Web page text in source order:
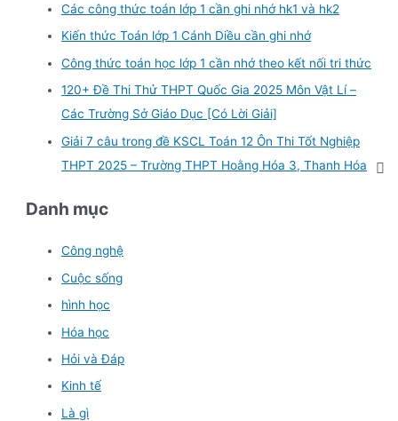
Các công thức toán lớp 1 cần ghi nhớ hk1 và hk2
Kiến thức Toán lớp 1 Cánh Diều cần ghi nhớ
Công thức toán học lớp 1 cần nhớ theo kết nối tri thức
120+ Đề Thi Thử THPT Quốc Gia 2025 Môn Vật Lí –
Các Trường Sở Giáo Dục [Có Lời Giải]
Giải 7 câu trong đề KSCL Toán 12 Ôn Thi Tốt Nghiệp
THPT 2025 – Trường THPT Hoằng Hóa 3, Thanh Hóa
Danh mục
Công nghệ
Cuộc sống
hình học
Hóa học
Hỏi và Đáp
Kinh tế
Là gì